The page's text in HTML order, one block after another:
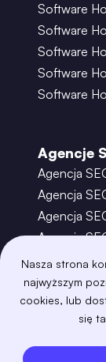
Nasza strona
najwyższym
cookies, lub
się
Software
Software
Software
Software
Software
Agencje
Agencja
Agencja
Agencja
Agencja
Agencja
Agencja